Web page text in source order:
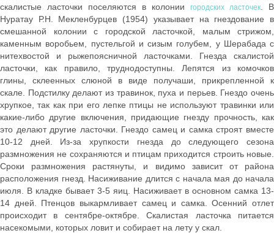
скалистые ласточки поселяются в колонии городских ласточек . В
Нуратау Р.Н. Мекленбурцев (1954) указывает на гнездование в
смешанной колонии с городской ласточкой, малым стрижом,
каменным воробьем, пустельгой и сизым голубем, у Шерабада с
нитехвостой и рыжепоясничной ласточками. Гнезда скалистой
ласточки, как правило, труднодоступны. Лепятся из комочков
глины, склеенных слюной в виде получаши, прикрепленной к
скале. Подстилку делают из травинок, пуха и перьев. Гнездо очень
хрупкое, так как при его лепке птицы не используют травинки или
какие-либо другие включения, придающие гнезду прочность, как
это делают другие ласточки. Гнездо самец и самка строят вместе
10-12 дней. Из-за хрупкости гнезда до следующего сезона
размножения не сохраняются и птицам приходится строить новые.
Сроки размножения растянуты, и видимо зависит от района
расположения гнезд. Насиживание длится с начала мая до начала
июля. В кладке бывает 3-5 яиц. Насиживает в основном самка 13-
14 дней. Птенцов выкармливает самец и самка. Осенний отлет
происходит в сентябре-октябре. Скалистая ласточка питается
насекомыми, которых ловит и собирает на лету у скал.